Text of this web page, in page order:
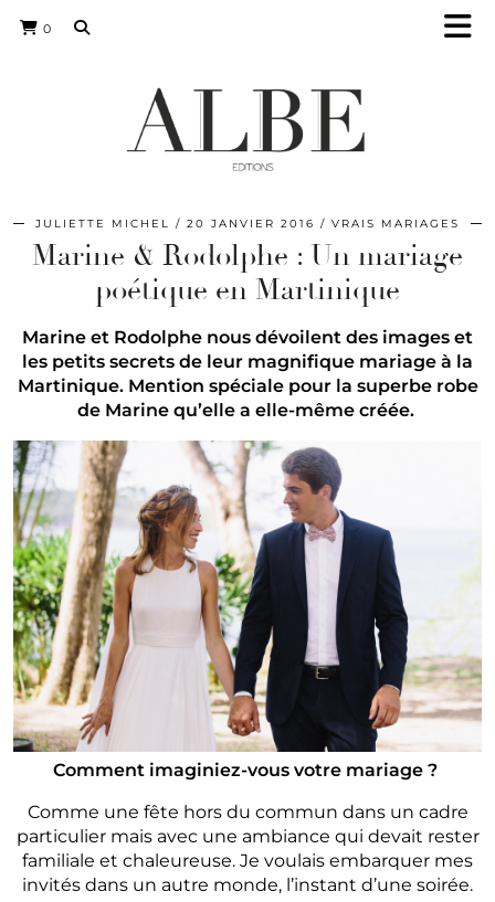
0
JULIETTE MICHEL 20 JANVIER 2016 VRAIS MARIAGES
Marine & Rodolphe : Un mariage
poétique en Martinique
Marine et Rodolphe nous dévoilent des images et
les petits secrets de leur magnifique mariage à la
Martinique. Mention spéciale pour la superbe robe
de Marine qu’elle a elle-même créée.
Comment imaginiez-vous votre mariage ?
Comme une fête hors du commun dans un cadre
particulier mais avec une ambiance qui devait rester
familiale et chaleureuse. Je voulais embarquer mes
invités dans un autre monde, l’instant d’une soirée.